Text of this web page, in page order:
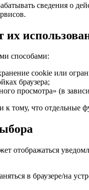
сведения о
их
способами:
cookie или
браузера;
просмотра» (в
тому, что отдельные
в браузере/на